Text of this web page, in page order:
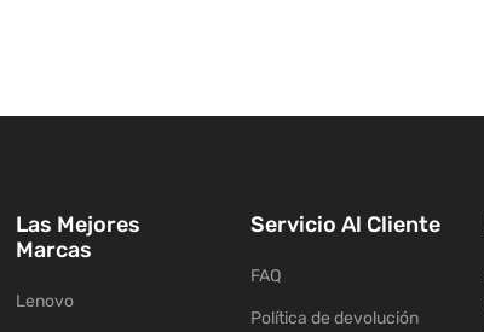
Las Mejores
Marcas
Lenovo
Servicio Al Cliente
FAQ
Política de devolución